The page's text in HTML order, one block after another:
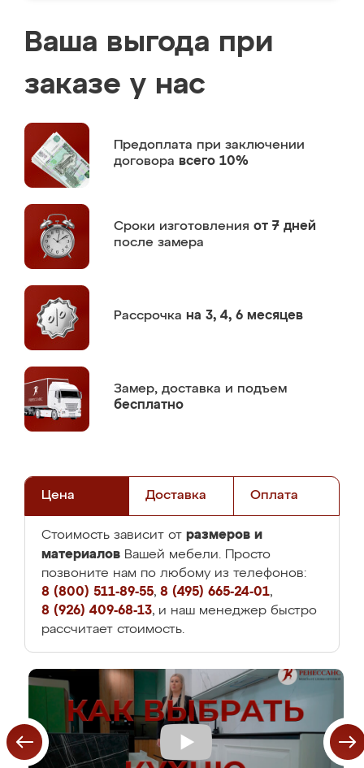
Ваша выгода при
заказе у нас
Предоплата при заключении
договора всего 10%
Сроки изготовления от 7 дней
после замера
Рассрочка на 3, 4, 6 месяцев
Замер, доставка и подъем
бесплатно
Цена Доставка Оплата
Стоимость зависит от размеров и
материалов Вашей мебели. Просто
позвоните нам по любому из телефонов:
8 (800) 511-89-55, 8 (495) 665-24-01,
8 (926) 409-68-13, и наш менеджер быстро
рассчитает стоимость.